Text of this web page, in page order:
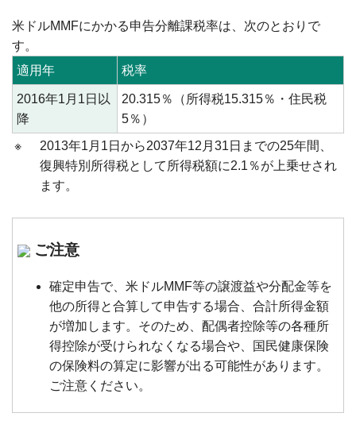
米ドルMMFにかかる申告分離課税率は、次のとおりで
す。
適用年
税率
2016年1月1日以
降
20.315％（所得税15.315％・住民税
5％）
※
2013年1月1日から2037年12月31日までの25年間、
復興特別所得税として所得税額に2.1％が上乗せされ
ます。
ご注意
確定申告で、米ドルMMF等の譲渡益や分配金等を
他の所得と合算して申告する場合、合計所得金額
が増加します。そのため、配偶者控除等の各種所
得控除が受けられなくなる場合や、国民健康保険
の保険料の算定に影響が出る可能性があります。
ご注意ください。